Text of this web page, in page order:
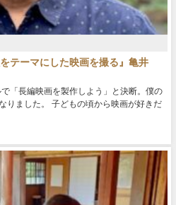
テーマにした映画を撮る』亀井
「長編映画を製作しよう」と決断。僕の
りました。 子どもの頃から映画が好きだ